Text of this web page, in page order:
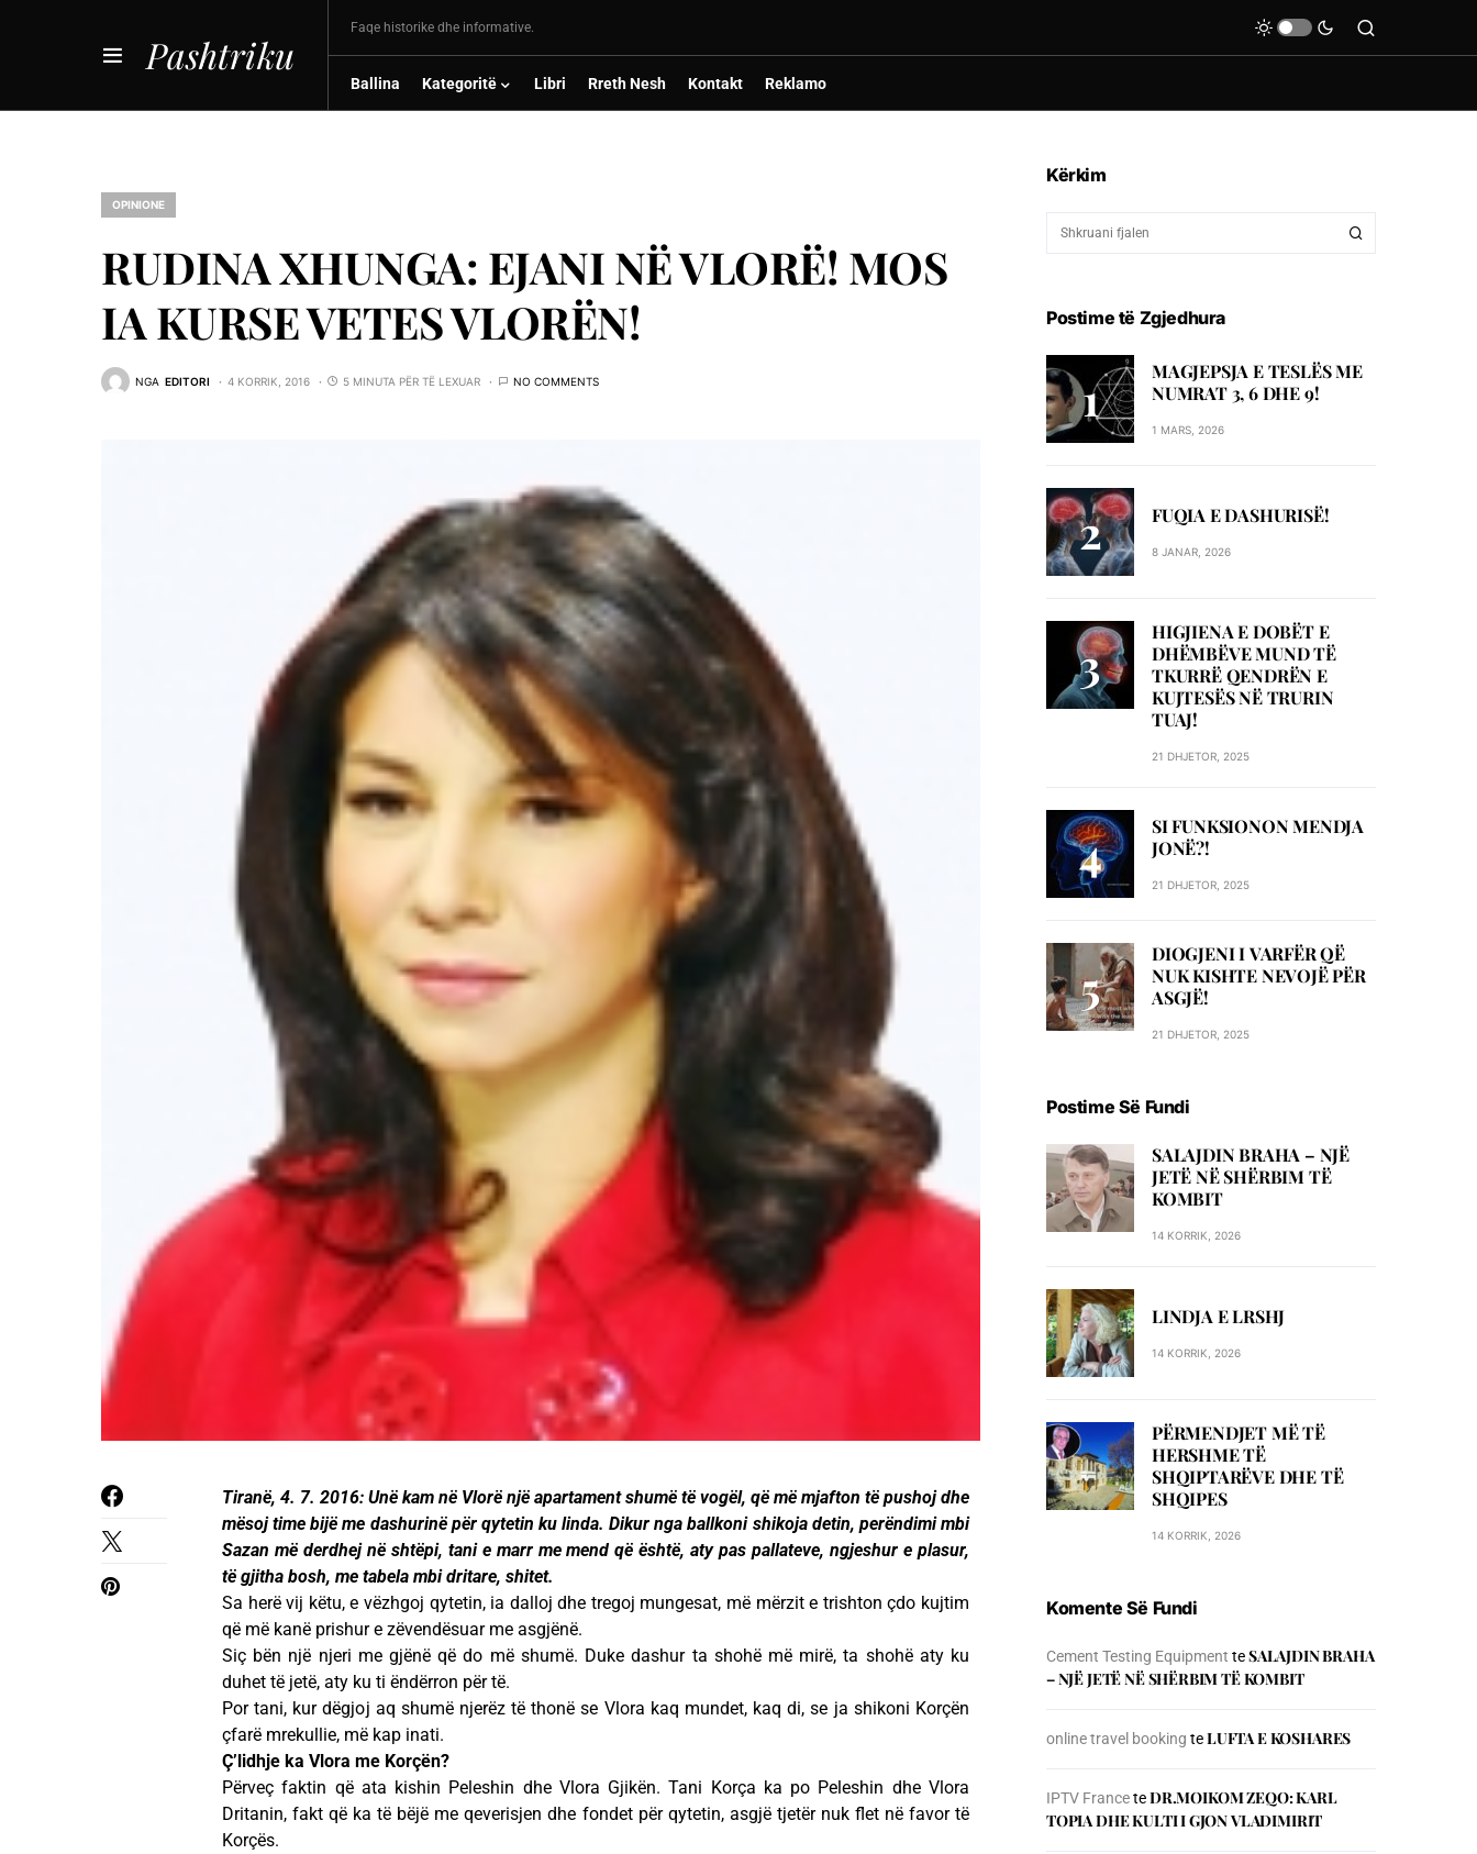
Pashtriku
Faqe historike dhe informative.
Ballina Kategoritë Libri Rreth Nesh Kontakt Reklamo
OPINIONE
RUDINA XHUNGA: EJANI NË VLORË! MOS
IA KURSE VETES VLORËN!
NGA EDITORI 4 KORRIK, 2016 5 MINUTA PËR TË LEXUAR NO COMMENTS
Tiranë, 4. 7. 2016: Unë kam në Vlorë një apartament shumë të vogël, që më mjafton të pushoj dhe
mësoj time bijë me dashurinë për qytetin ku linda. Dikur nga ballkoni shikoja detin, perëndimi mbi
Sazan më derdhej në shtëpi, tani e marr me mend që është, aty pas pallateve, ngjeshur e plasur,
të gjitha bosh, me tabela mbi dritare, shitet.
Sa herë vij këtu, e vëzhgoj qytetin, ia dalloj dhe tregoj mungesat, më mërzit e trishton çdo kujtim
që më kanë prishur e zëvendësuar me asgjënë.
Siç bën një njeri me gjënë që do më shumë. Duke dashur ta shohë më mirë, ta shohë aty ku
duhet të jetë, aty ku ti ëndërron për të.
Por tani, kur dëgjoj aq shumë njerëz të thonë se Vlora kaq mundet, kaq di, se ja shikoni Korçën
çfarë mrekullie, më kap inati.
Ç’lidhje ka Vlora me Korçën?
Përveç faktin që ata kishin Peleshin dhe Vlora Gjikën. Tani Korça ka po Peleshin dhe Vlora
Dritanin, fakt që ka të bëjë me qeverisjen dhe fondet për qytetin, asgjë tjetër nuk flet në favor të
Korçës.
Kërkim
Postime të Zgjedhura
MAGJEPSJA E TESLËS ME
NUMRAT 3, 6 DHE 9!
1 MARS, 2026
FUQIA E DASHURISË!
8 JANAR, 2026
HIGJIENA E DOBËT E
DHËMBËVE MUND TË
TKURRË QENDRËN E
KUJTESËS NË TRURIN
TUAJ!
21 DHJETOR, 2025
SI FUNKSIONON MENDJA
JONË?!
21 DHJETOR, 2025
DIOGJENI I VARFËR QË
NUK KISHTE NEVOJË PËR
ASGJË!
21 DHJETOR, 2025
Postime Së Fundi
SALAJDIN BRAHA – NJЁ
JETЁ NЁ SHЁRBIM TЁ
KOMBIT
14 KORRIK, 2026
LINDJA E LRSHJ
14 KORRIK, 2026
PËRMENDJET MË TË
HERSHME TË
SHQIPTARËVE DHE TË
SHQIPES
14 KORRIK, 2026
Komente Së Fundi
Cement Testing Equipment teSALAJDIN BRAHA
– NJЁ JETЁ NЁ SHЁRBIM TЁ KOMBIT
online travel booking teLUFTA E KOSHARES
IPTV FranceteDR.MOIKOM ZEQO: KARL
TOPIA DHE KULTI I GJON VLADIMIRIT